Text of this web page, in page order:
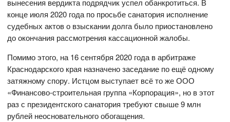
вынесения вердикта подрядчик успел обанкротиться. В
конце июля 2020 года по просьбе санатория исполнение
судебных актов о взыскании долга было приостановлено
до окончания рассмотрения кассационной жалобы.
Помимо этого, на 16 сентября 2020 года в арбитраже
Краснодарского края назначено заседание по ещё одному
затяжному спору. Истцом выступает всё то же ООО
«Финансово-строительная группа «Корпорация», но в этот
раз с президентского санатория требуют свыше 9 млн
рублей неосновательного обогащения.